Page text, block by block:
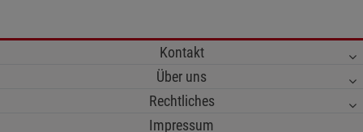
Kontakt
Über uns
Rechtliches
Impressum